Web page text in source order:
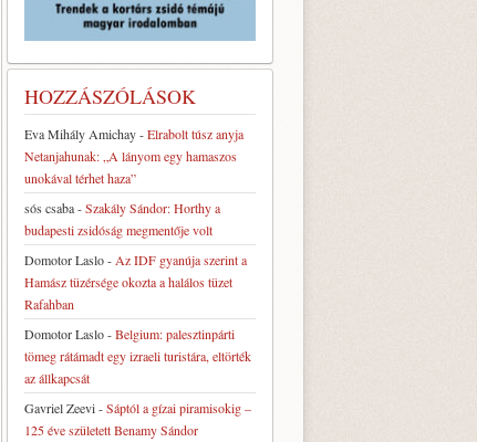
HOZZÁSZÓLÁSOK
Eva Mihály Amichay-Elrabolt túsz anyja
Netanjahunak: „A lányom egy hamaszos
unokával térhet haza”
sós csaba-Szakály Sándor: Horthy a
budapesti zsidóság megmentője volt
Domotor Laslo- Az IDF gyanúja szerint a
Hamász tüzérsége okozta a halálos tüzet
Rafahban
Domotor Laslo-Belgium: palesztinpárti
tömeg rátámadt egy izraeli turistára, eltörték
az állkapcsát
Gavriel Zeevi-Sáptól a gízai piramisokig –
125 éve született Benamy Sándor